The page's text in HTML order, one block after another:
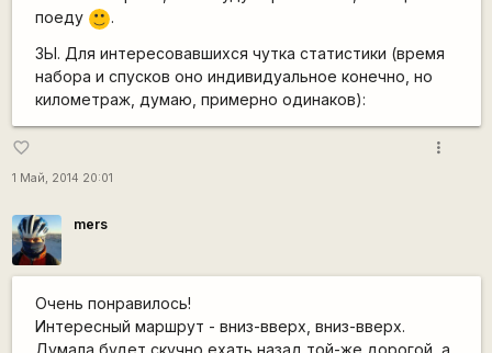
поеду :) .
ЗЫ. Для интересовавшихся чутка статистики (время
набора и спусков оно индивидуальное конечно, но
километраж, думаю, примерно одинаков):
favorite_border
1 Май, 2014 20:01
more_vert
mers
Очень понравилось!
Интересный маршрут - вниз-вверх, вниз-вверх.
Думала будет скучно ехать назад той-же дорогой, а